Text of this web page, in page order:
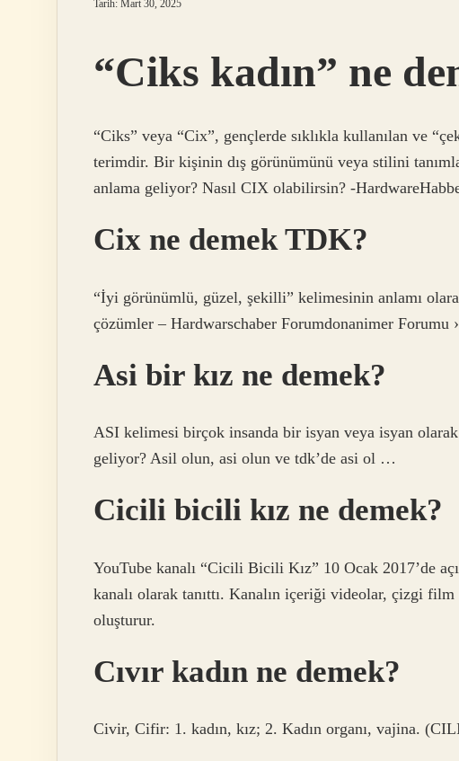
Tarih: Mart 30, 2025
“Ciks kadın” ne
“Ciks” veya “Cix”, gençlerde sıklıkla kullanılan ve
terimdir. Bir kişinin dış görünümünü veya stilini
anlama geliyor? Nasıl CIX olabilirsin? -
Cix ne demek TDK?
“İyi görünümlü, güzel, şekilli” kelimesinin anlamı
çözümler – Hardwarschaber Forumdonanimer
Asi bir kız ne demek?
ASI kelimesi birçok insanda bir isyan veya isyan olarak
geliyor? Asil olun, asi olun ve tdk’de asi ol …
Cicili bicili kız ne demek?
YouTube kanalı “Cicili Bicili Kız” 10 Ocak 2017’de
kanalı olarak tanıttı. Kanalın içeriği videolar, çizgi
oluşturur.
Cıvır kadın ne demek?
Civir, Cifir: 1. kadın, kız; 2. Kadın organı, vajina.